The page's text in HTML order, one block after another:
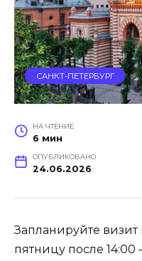
САНКТ-ПЕТЕРБУРГ
НА ЧТЕНИЕ
6 мин
ОПУБЛИКОВАНО
24.06.2026
Запланируйте
пятницу после 14:00